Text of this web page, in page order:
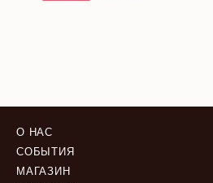
О НАС
СОБЫТИЯ
МАГАЗИН